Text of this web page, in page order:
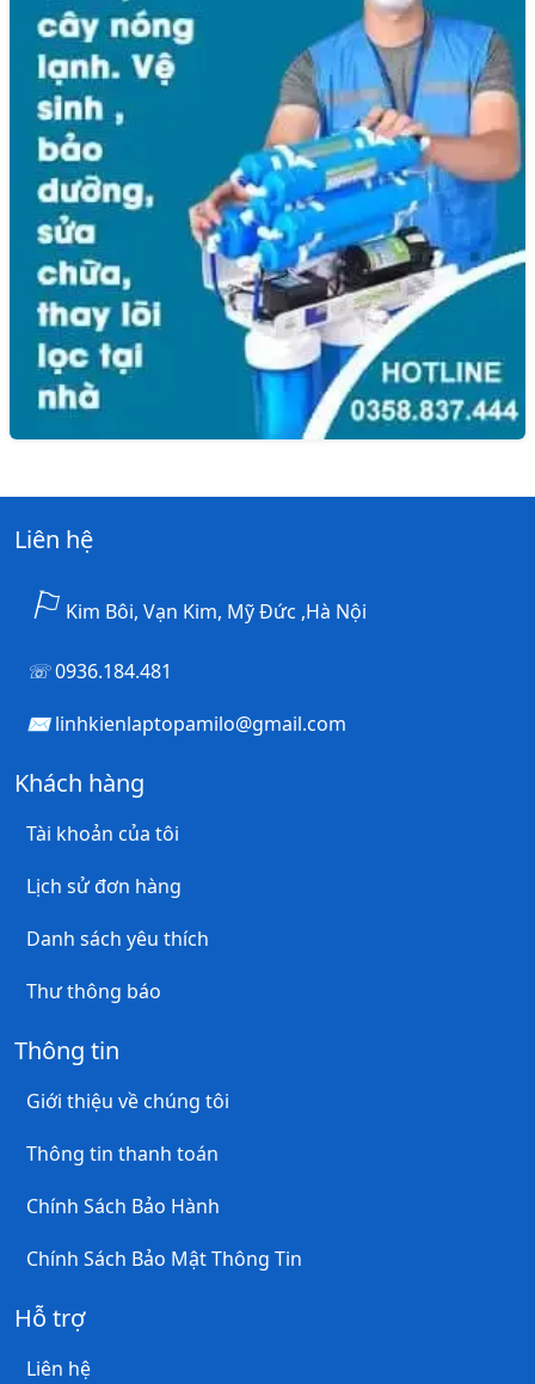
Liên hệ
Kim Bôi, Vạn Kim, Mỹ Đức ,Hà Nội
0936.184.481
linhkienlaptopamilo@gmail.com
Khách hàng
Tài khoản của tôi
Lịch sử đơn hàng
Danh sách yêu thích
Thư thông báo
Thông tin
Giới thiệu về chúng tôi
Thông tin thanh toán
Chính Sách Bảo Hành
Chính Sách Bảo Mật Thông Tin
Hỗ trợ
Liên hệ